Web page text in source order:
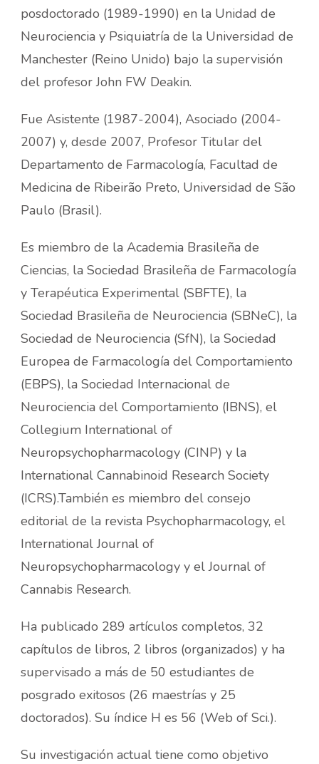
posdoctorado (1989-1990) en la Unidad de
Neurociencia y Psiquiatría de la Universidad de
Manchester (Reino Unido) bajo la supervisión
del profesor John FW Deakin.
Fue Asistente (1987-2004), Asociado (2004-
2007) y, desde 2007, Profesor Titular del
Departamento de Farmacología, Facultad de
Medicina de Ribeirão Preto, Universidad de São
Paulo (Brasil).
Es miembro de la Academia Brasileña de
Ciencias, la Sociedad Brasileña de Farmacología
y Terapéutica Experimental (SBFTE), la
Sociedad Brasileña de Neurociencia (SBNeC), la
Sociedad de Neurociencia (SfN), la Sociedad
Europea de Farmacología del Comportamiento
(EBPS), la Sociedad Internacional de
Neurociencia del Comportamiento (IBNS), el
Collegium International of
Neuropsychopharmacology (CINP) y la
International Cannabinoid Research Society
(ICRS).También es miembro del consejo
editorial de la revista Psychopharmacology, el
International Journal of
Neuropsychopharmacology y el Journal of
Cannabis Research.
Ha publicado 289 artículos completos, 32
capítulos de libros, 2 libros (organizados) y ha
supervisado a más de 50 estudiantes de
posgrado exitosos (26 maestrías y 25
doctorados). Su índice H es 56 (Web of Sci.).
Su investigación actual tiene como objetivo